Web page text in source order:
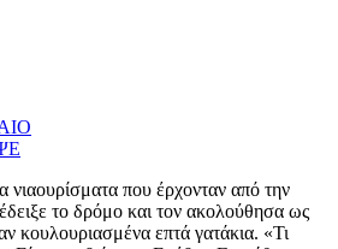
νιαουρίσματα που έρχονταν από την
το δρόμο και τον ακολούθησα ως
κουλουριασμένα επτά γατάκια. «Τι